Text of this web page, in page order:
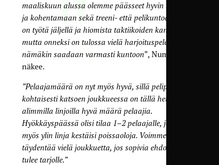
maaliskuun alussa olemme päässeet hyvin kentälle
ja kohentamaan sekä treeni- että pelikuntoa. Vielä
on työtä jäljellä ja hiomista taktiikoiden kanssa,
mutta onneksi on tulossa vielä harjoituspelejä, joissa
nämäkin saadaan varmasti kuntoon”, Numminen
näkee.
”Pelaajamäärä on nyt myös hyvä, sillä pelipaikka­
kohtaisesti katsoen joukkueessa on tällä hetkellä
alimmilla linjoilla hyvä määrä pelaajia.
Hyökkäyspäässä olisi tilaa 1–2 pelaajalle, jotta
myös ylin linja kestäisi poissaoloja. Voimme siis
täydentää vielä joukkuetta, jos sopivia ehdokkaita
tulee tarjolle.”